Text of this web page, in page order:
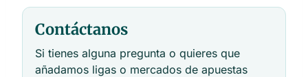
Contáctanos
Si tienes alguna pregunta o quieres que
añadamos ligas o mercados de apuestas